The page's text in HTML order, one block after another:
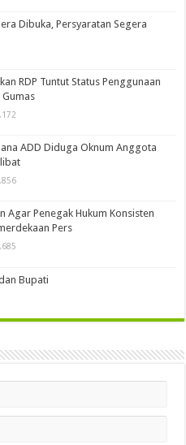
Dibuka, Persyaratan Segera
RDP Tuntut Status Penggunaan
Gumas
ADD Diduga Oknum Anggota
Agar Penegak Hukum Konsisten
Pers
Bupati